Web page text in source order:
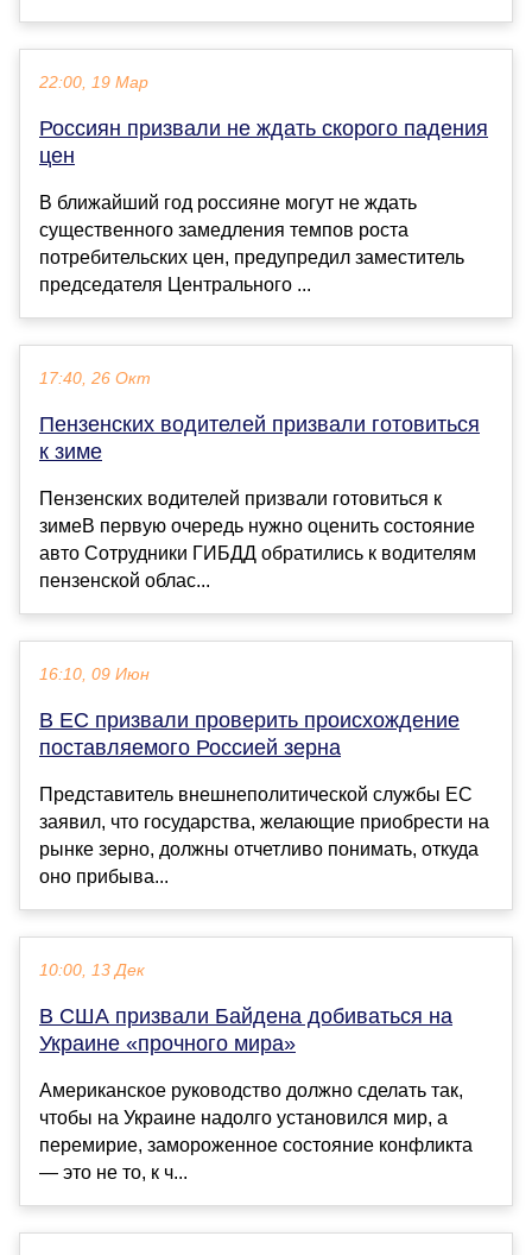
22:00, 19 Мар
Россиян призвали не ждать скорого падения
цен
В ближайший год россияне могут не ждать
существенного замедления темпов роста
потребительских цен, предупредил заместитель
председателя Центрального ...
17:40, 26 Окт
Пензенских водителей призвали готовиться
к зиме
Пензенских водителей призвали готовиться к
зимеВ первую очередь нужно оценить состояние
авто Сотрудники ГИБДД обратились к водителям
пензенской облас...
16:10, 09 Июн
В ЕС призвали проверить происхождение
поставляемого Россией зерна
Представитель внешнеполитической службы ЕС
заявил, что государства, желающие приобрести на
рынке зерно, должны отчетливо понимать, откуда
оно прибыва...
10:00, 13 Дек
В США призвали Байдена добиваться на
Украине «прочного мира»
Американское руководство должно сделать так,
чтобы на Украине надолго установился мир, а
перемирие, замороженное состояние конфликта
— это не то, к ч...